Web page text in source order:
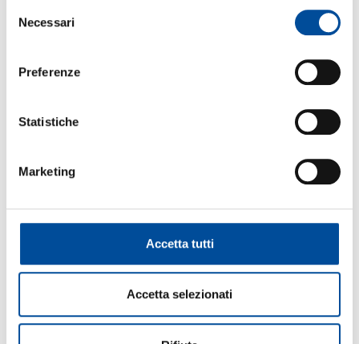
delNecessari
Preferenze
Statistiche
Marketing
Accetta tutti
Accetta selezionati
LAVORO